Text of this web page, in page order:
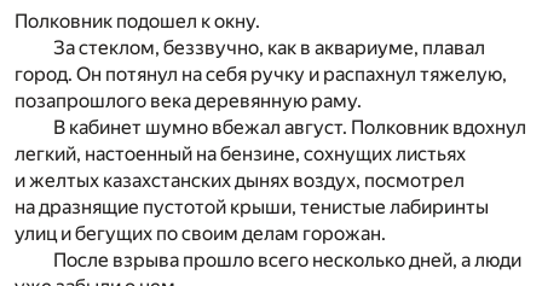
Полковник подошел к окну.
За стеклом, беззвучно, как в аквариуме, плавал
город. Он потянул на себя ручку и распахнул тяжелую,
позапрошлого века деревянную раму.
В кабинет шумно вбежал август. Полковник вдохнул
легкий, настоенный на бензине, сохнущих листьях
и желтых казахстанских дынях воздух, посмотрел
на дразнящие пустотой крыши, тенистые лабиринты
улиц и бегущих по своим делам горожан.
После взрыва прошло всего несколько дней, а люди